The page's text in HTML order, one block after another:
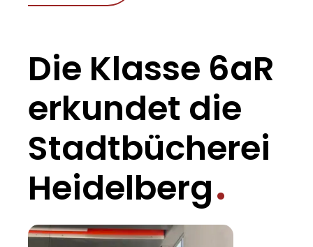
Die Klasse 6aR
erkundet die
Stadtbücherei
Heidelberg